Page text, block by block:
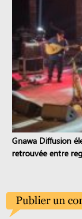
Gnawa Diffusion
retrouvée entre